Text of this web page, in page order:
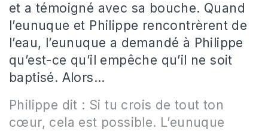
et a témoigné avec sa bouche. Quand
l’eunuque et Philippe rencontrèrent de
l’eau, l’eunuque a demandé à Philippe
qu’est-ce qu’il empêche qu’il ne soit
baptisé. Alors…
Philippe dit : Si tu crois de tout ton
cœur, cela est possible. L’eunuque